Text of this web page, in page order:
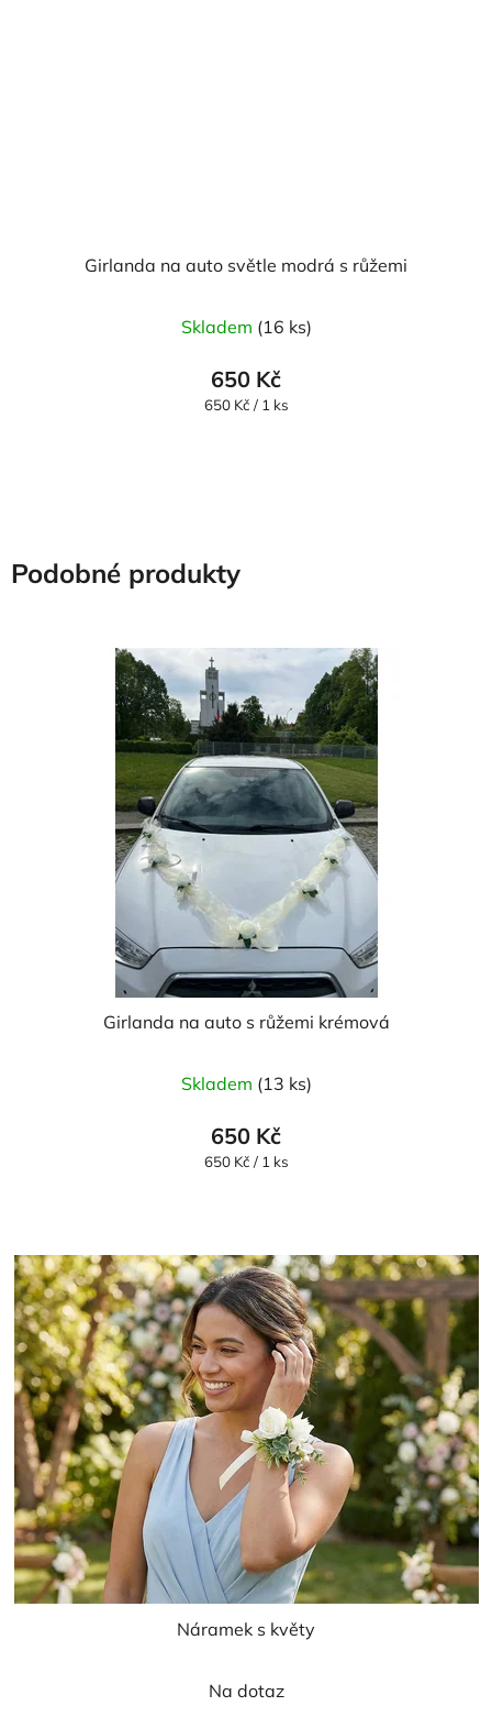
Girlanda na auto světle modrá s růžemi
Skladem (16 ks)
650 Kč
Měrná
650 Kč / 1 ks
Podobné produkty
Girlanda na auto s růžemi krémová
Skladem (13 ks)
650 Kč
Měrná
650 Kč / 1 ks
Náramek s květy
Na dotaz